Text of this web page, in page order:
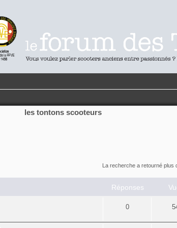
les tontons scooteurs
La recherche a retourné plus
Réponses
0